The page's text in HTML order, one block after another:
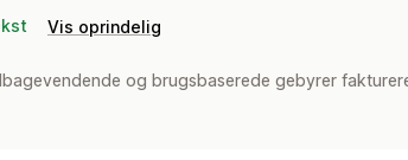
Vis oprindelig
og brugsbaserede gebyrer